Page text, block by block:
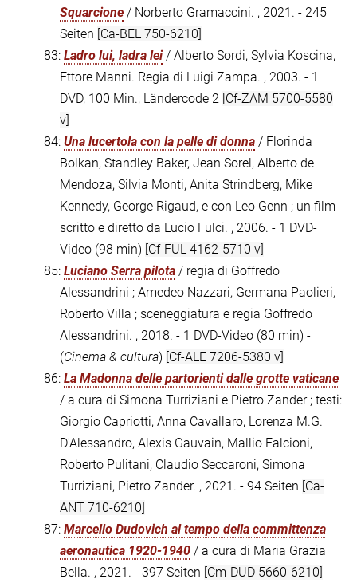
Squarcione / Norberto Gramaccini. , 2021. - 245
Seiten [Ca-BEL 750-6210]
83: Ladro lui, ladra lei/ Alberto Sordi, Sylvia Koscina,
Ettore Manni. Regia di Luigi Zampa. , 2003. - 1
DVD, 100 Min.; Ländercode 2 [Cf-ZAM 5700-5580
v]
84: Una lucertola con la pelle di donna / Florinda
Bolkan, Standley Baker, Jean Sorel, Alberto de
Mendoza, Silvia Monti, Anita Strindberg, Mike
Kennedy, George Rigaud, e con Leo Genn ; un film
scritto e diretto da Lucio Fulci. , 2006. - 1 DVD-
Video (98 min) [Cf-FUL 4162-5710 v]
85: Luciano Serra pilota / regia di Goffredo
Alessandrini ; Amedeo Nazzari, Germana Paolieri,
Roberto Villa ; sceneggiatura e regia Goffredo
Alessandrini. , 2018. - 1 DVD-Video (80 min) -
(Cinema & cultura) [Cf-ALE 7206-5380 v]
86: La Madonna delle partorienti dalle grotte vaticane
/ a cura di Simona Turriziani e Pietro Zander ; testi:
Giorgio Capriotti, Anna Cavallaro, Lorenza M.G.
D'Alessandro, Alexis Gauvain, Mallio Falcioni,
Roberto Pulitani, Claudio Seccaroni, Simona
Turriziani, Pietro Zander. , 2021. - 94 Seiten [Ca-
ANT 710-6210]
87: Marcello Dudovich al tempo della committenza
aeronautica 1920-1940 / a cura di Maria Grazia
Bella. , 2021. - 397 Seiten [Cm-DUD 5660-6210]